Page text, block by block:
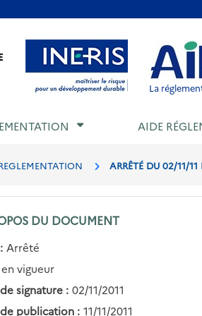
Aller au menu Aller au
La
AIDE
ARRÊTÉ DU 02/11/
DU DOCUMENT
Arrêté
en vigueur
signature : 02/11/2011
publication : 11/11/2011